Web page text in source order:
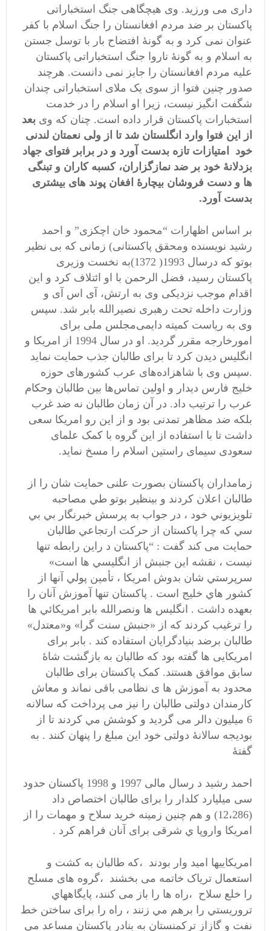
داری می ورزید. وی هیچگاهی جنگ استخباراتی
پاکستان بر ضد مردم افغانستان را جنگ اسلام با کفر
عنوان نمی کرد و به گونۀ افتضاح بار با توسل جستن
به اسلام و به گونۀ ناروا جنگ استخباراتی پاکستان
علیه مردم افغانستان را جایز نمی دانست. هرچند
صدور چنین فتوا از سوی یک ملای استخباراتی چندان
شگفت انگیز نیست، زیرا او اسلام را در خدمت
استخبارات پاکستان قرار داده است. چنان که وی بعد
از این فتوا وارد انگلستان شد تا از ولی نعمتان لندنی
خود امتیازات تازه بدست آورد و در برابر فتوای جهاد
بزدلانۀ خود بر ضد نمازگزاران، کسبه کاران و تبنگی
ها و دست فروشان بیچارۀ افغان پوند های بیشتری
بدست آورد.
بر اساس اظهارات “محمود خان اچکزی” و احمد
رشید نویسنده ومحقق پاکستانی) زمانی که بی نظیر
بوتو که درسال 1993( 1372)به نخست وزیری
پاکستان رسید، فضل الرحمن با او ائتلاف کرد و این
اقدام موجب نزدیکی وی به ارتش، آی اس آی و
وزارت داخله تحت رهبری نصیرالله بابر شد. سپس
وی به ریاست کمیته دایمی‌مجلس ملی برای
امورخارجه مقرر گردید. او در سال 1994 از امریکا و
انگلیس دیدن کرد تا برای طالبان جذب حمایت نماید
.سپس وی با شاهزاده‌های عرب کشورهای حوزه
خلیج فارس دیدار و اولین تماس‌ها بین طالبان وحکام
عرب را ترتیب داد. در آن زمان طالبان نه ضد غرب
بلکه ضد مظاهر تمدنی بود و از این رو امریکا سعی
داشت تا با استفاده از این گروه با کمک علمای
سعودی سیمای راستین اسلام را مسخ نماید.
زمامداران پاکستان بصورت علنی حمایت شان را از
طالبان اعلان کردند و بينظير بوتو طي مصاحبه
تلويزيوني خود ، در جواب به پرسش خبرنگار بي بي
سي که چرا پاکستان از حرکت ارتجاعي طالبان
حمايت می کند گفت : “پاکستان د راين رابطه تنها
نيست ، نقشه اين جنبش از انگليسي ها است»
سرپرستي شان بدوش امريکا ، تأمين پولي آنها از
کشور هاي خليج است . پاکستان تنها آموزش آنان را
بعهده داشت . انگليس ها ونصرالله بابر امريکائي ها
را ترغیب کردند که از «جنبش سنت گرا» و«معتدل»
طالبان برضد بنيادگرايان استفاده کند . بابر برای
امریکایی ها گفته بود که طالبان به بازگشت شاۀ
سابق موافق هستند. کمک پاکستان برای طالبان
محدود به آموزش ها ی نظامی باقی نماند و معاش
کارمندان دولتی طالبان را نیز می پرداخت که سالانه
6 ميليون دالر می گردید و کوشش مي کردند تا از
بودیجه سالانۀ دولتی خود اين مبلغ را پنهان کنند . به
گفتۀ
احمد رشيد د رسال مالی 1997 و 1998 پاکستان حدود
سی ميليارد کلدار را برای طالبان اختصاص داد
(12،286) و هم چنین زمينه خريد سلاح و مهمات را از
امريکا واروپا ي شرقی برای آنان فراهم کرد .
امريکایيها اميد وار بودند ،که طالبان به کشت و
استعمال ترياک خاتمه می بخشند ،گروه های مسلح
را خلع سلاح ،راه ها را باز می کنند، پايگاههاي
تروريستي را برهم مي زنند ، راه را برای ساختن خط
نفت و گازاز ترکمنستان به بنادر پاکستان مساعد می